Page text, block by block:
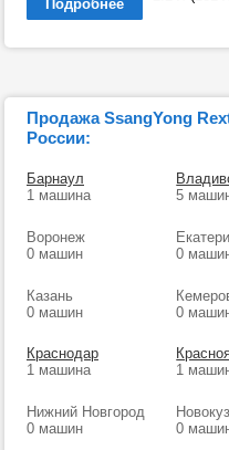
Подробнее
Продажа SsangYong
России:
Барнаул
1 машина
5
Воронеж
0 машин
0
Казань
0 машин
0
Краснодар
1 машина
1
Нижний Новгород
0 машин
0